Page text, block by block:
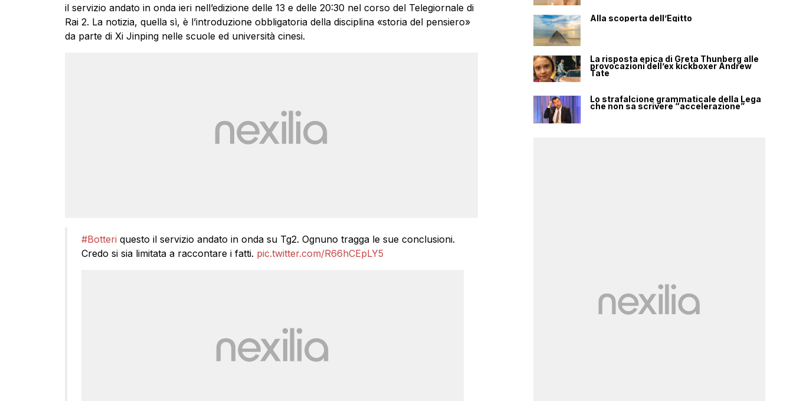
il servizio andato in onda ieri nell’edizione delle 13 e delle 20:30 nel corso del Telegiornale di
Rai 2. La notizia, quella sì, è l’introduzione obbligatoria della disciplina «storia del pensiero»
da parte di Xi Jinping nelle scuole ed università cinesi.
#Botteri questo il servizio andato in onda su Tg2. Ognuno tragga le sue conclusioni.
Credo si sia limitata a raccontare i fatti. pic.twitter.com/R66hCEpLY5
Alla scoperta dell’Egitto
La risposta epica di Greta Thunberg alle
provocazioni dell’ex kickboxer Andrew
Tate
Lo strafalcione grammaticale della Lega
che non sa scrivere “accelerazione”